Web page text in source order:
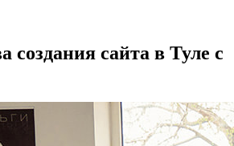
создания сайта в Туле с